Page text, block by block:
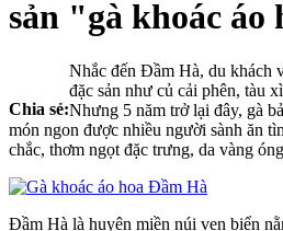
sản "gà khoác áo
Chia sẻ:
Nhắc đến Đầm Hà, du khách
đặc sản như củ cải phên, tàu
Nhưng 5 năm trở lại đây, gà
món ngon được nhiều người sành ăn
chắc, thơm ngọt đặc trưng, da vàng
Đầm Hà là huyện miền núi ven biển